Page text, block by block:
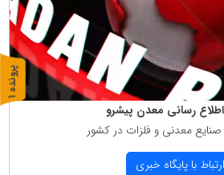
اطلاع رسانی معدن پیشرو
صنایع معدنی و فلزات در كشور
ارتباط با پایگاه خبری
پ
ر
و
ن
د
ه
1